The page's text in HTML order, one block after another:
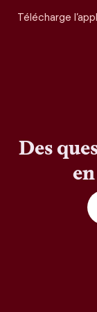
Télécharge
Des